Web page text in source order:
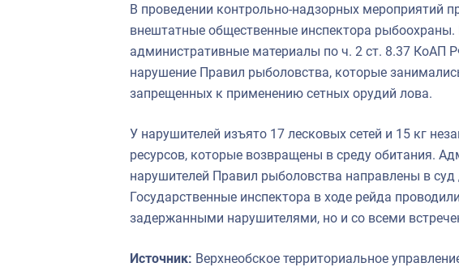
В проведении контрольно-надзорных мероприятий
внештатные общественные инспектора рыбоохраны.
административные материалы по ч. 2 ст. 8.37 КоАП
нарушение Правил рыболовства, которые
запрещенных к применению сетных орудий лова.
У нарушителей изъято 17 лесковых сетей и 15 кг
ресурсов, которые возвращены в среду обитания.
нарушителей Правил рыболовства направлены в
Государственные инспектора в ходе рейда
задержанными нарушителями, но и со всеми
Источник: Верхнеобское территориальное